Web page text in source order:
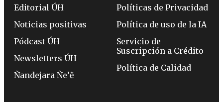
Editorial ÚH
Noticias positivas
Pódcast ÚH
Newsletters ÚH
Ñandejara Ñe’ẽ
Políticas de Privacidad
Política de uso de la IA
Servicio de
Suscripción a Crédito
Política de Calidad